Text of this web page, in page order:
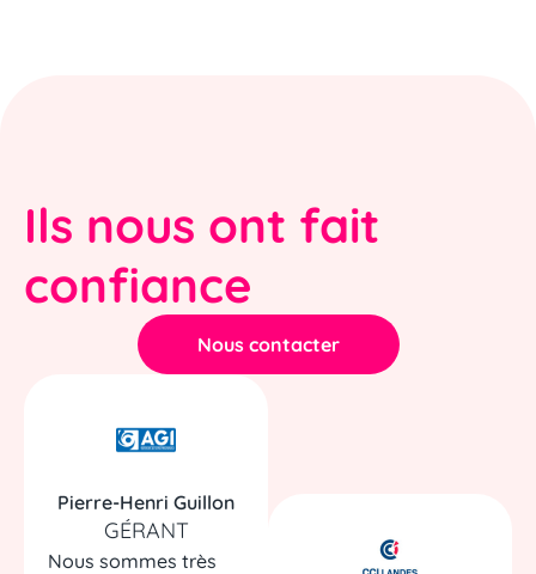
Ils nous ont fait
confiance
Nous contacter
Pierre-Henri Guillon
GÉRANT
Nous sommes très